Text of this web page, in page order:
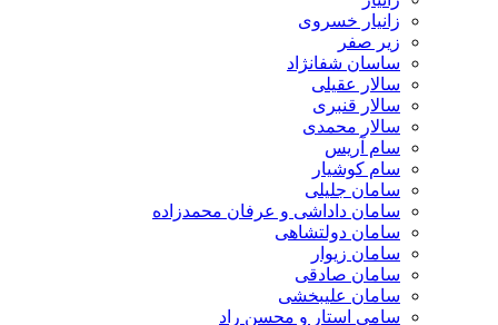
زانیار خسروی
زیر صفر
ساسان شفانژاد
سالار عقیلی
سالار قنبری
سالار محمدی
سام آریس
سام کوشیار
سامان جلیلی
سامان داداشی و عرفان محمدزاده
سامان دولتشاهی
سامان زیوار
سامان صادقی
سامان علیبخشی
سامی استار و محسن راد